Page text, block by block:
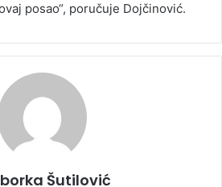
posao“, poručuje Dojčinović.
Šutilović